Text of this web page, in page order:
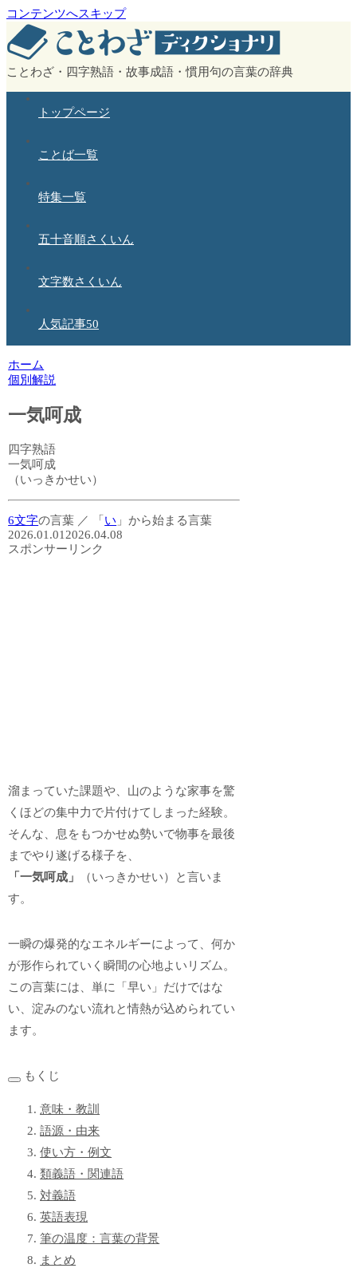
コンテンツへスキップ
ことわざ・四字熟語・故事成語・慣用句の言葉の辞典
トップページ
ことば一覧
特集一覧
五十音順さくいん
文字数さくいん
人気記事50
ホーム
個別解説
一気呵成
四字熟語
一気呵成
（いっきかせい）
6文字の言葉 ／ 「 い 」から始まる言葉
2026.01.012026.04.08
スポンサーリンク
溜まっていた課題や、山のような家事を驚
くほどの集中力で片付けてしまった経験。
そんな、息をもつかせぬ勢いで物事を最後
までやり遂げる様子を、
「一気呵成」
（いっきかせい）と言いま
す。
一瞬の爆発的なエネルギーによって、何か
が形作られていく瞬間の心地よいリズム。
この言葉には、単に「早い」だけではな
い、淀みのない流れと情熱が込められてい
ます。
もくじ
意味・教訓
語源・由来
使い方・例文
類義語・関連語
対義語
英語表現
筆の温度：言葉の背景
まとめ